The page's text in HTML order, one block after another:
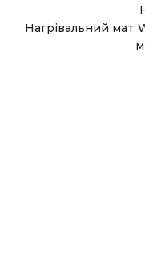
Нагрівальний мат